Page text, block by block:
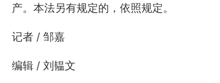
产。本法另有规定的，依照规定。
记者 / 邹嘉
编辑 / 刘韫文